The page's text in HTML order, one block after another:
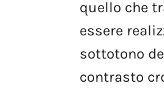
quello che
essere
sottotono
contrasto